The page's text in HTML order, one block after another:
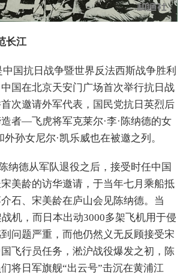
长江
国抗日战争暨世界反法西斯战争胜利
国在北京天安门广场首次举行抗日战
次邀请外军代表，国民党抗日英烈后
者—飞虎将军克莱尔·李·陈纳德的女
外孙女尼尔·凯乐威也在被邀之列。
纳德从军队退役之后，接受时任中国
美龄的访华邀请，于当年七月乘船抵
石、宋美龄在庐山会见陈纳德。当
机，而日本出动3000多架飞机用于侵
问题严重，而他仍然义无反顾接受宋
飞行员任务，淞沪战役爆发之初，陈
将日军旗舰“出云号”击沉在黄浦江